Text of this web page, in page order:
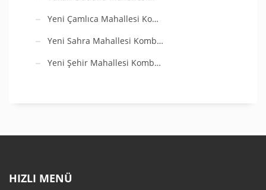
Yeni Çamlıca Mahallesi Ko…
Yeni Sahra Mahallesi Komb…
Yeni Şehir Mahallesi Komb…
HIZLI MENÜ